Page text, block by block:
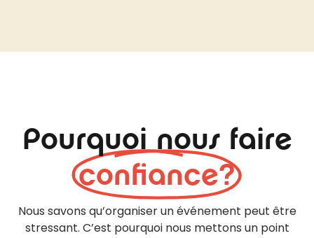
Pourquoi nous faire
confiance?
Nous savons qu’organiser un événement peut être
stressant. C’est pourquoi nous mettons un point